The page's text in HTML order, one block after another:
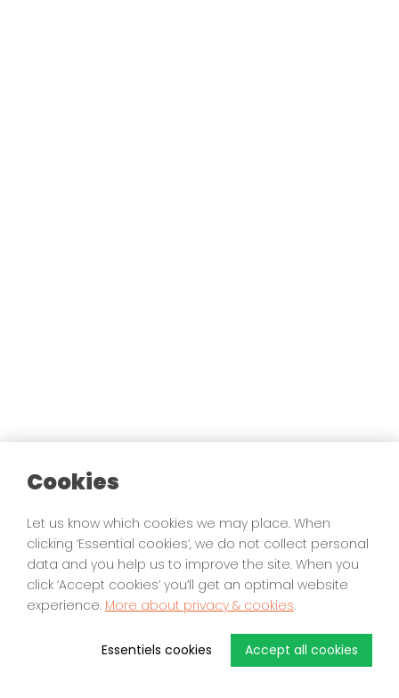
Cookies
Let us know which cookies we may place. When
clicking ‘Essential cookies’, we do not collect personal
data and you help us to improve the site. When you
click ‘Accept cookies’ you’ll get an optimal website
experience. More about privacy & cookies.
Accept all cookies
Essentiels cookies